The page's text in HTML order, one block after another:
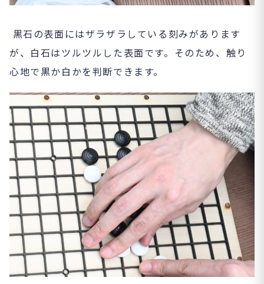
黒石の表面にはザラザラしている刻みがあります
が、白石はツルツルした表面です。そのため、触り
心地で黒か白かを判断できます。